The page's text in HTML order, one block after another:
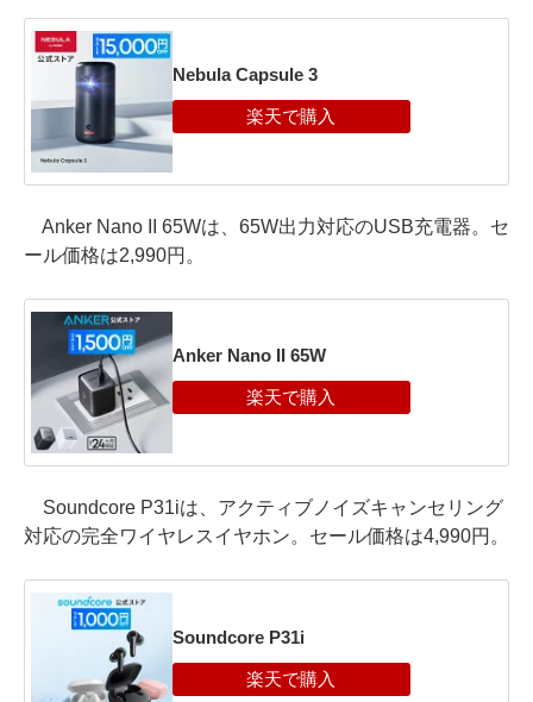
Nebula Capsule 3
Anker Nano II 65Wは、65W出力対応のUSB充電器。セ
ール価格は2,990円。
Anker Nano II 65W
Soundcore P31iは、アクティブノイズキャンセリング
対応の完全ワイヤレスイヤホン。セール価格は4,990円。
Soundcore P31i